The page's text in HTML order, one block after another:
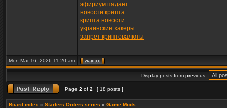
эфириум падает
новости крипта
крипта новости
украинские хакеры
запрет криптовалюты
Mon Mar 16, 2026 11:20 am
Display posts from previous:
Page 2 of 2 [ 18 posts ]
Board index » Starters Orders series » Game Mods